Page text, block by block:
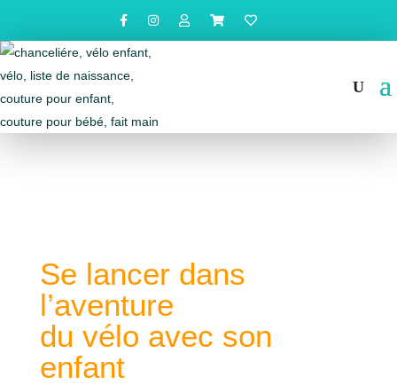
Se lancer dans
l’aventure
du vélo avec son
enfant